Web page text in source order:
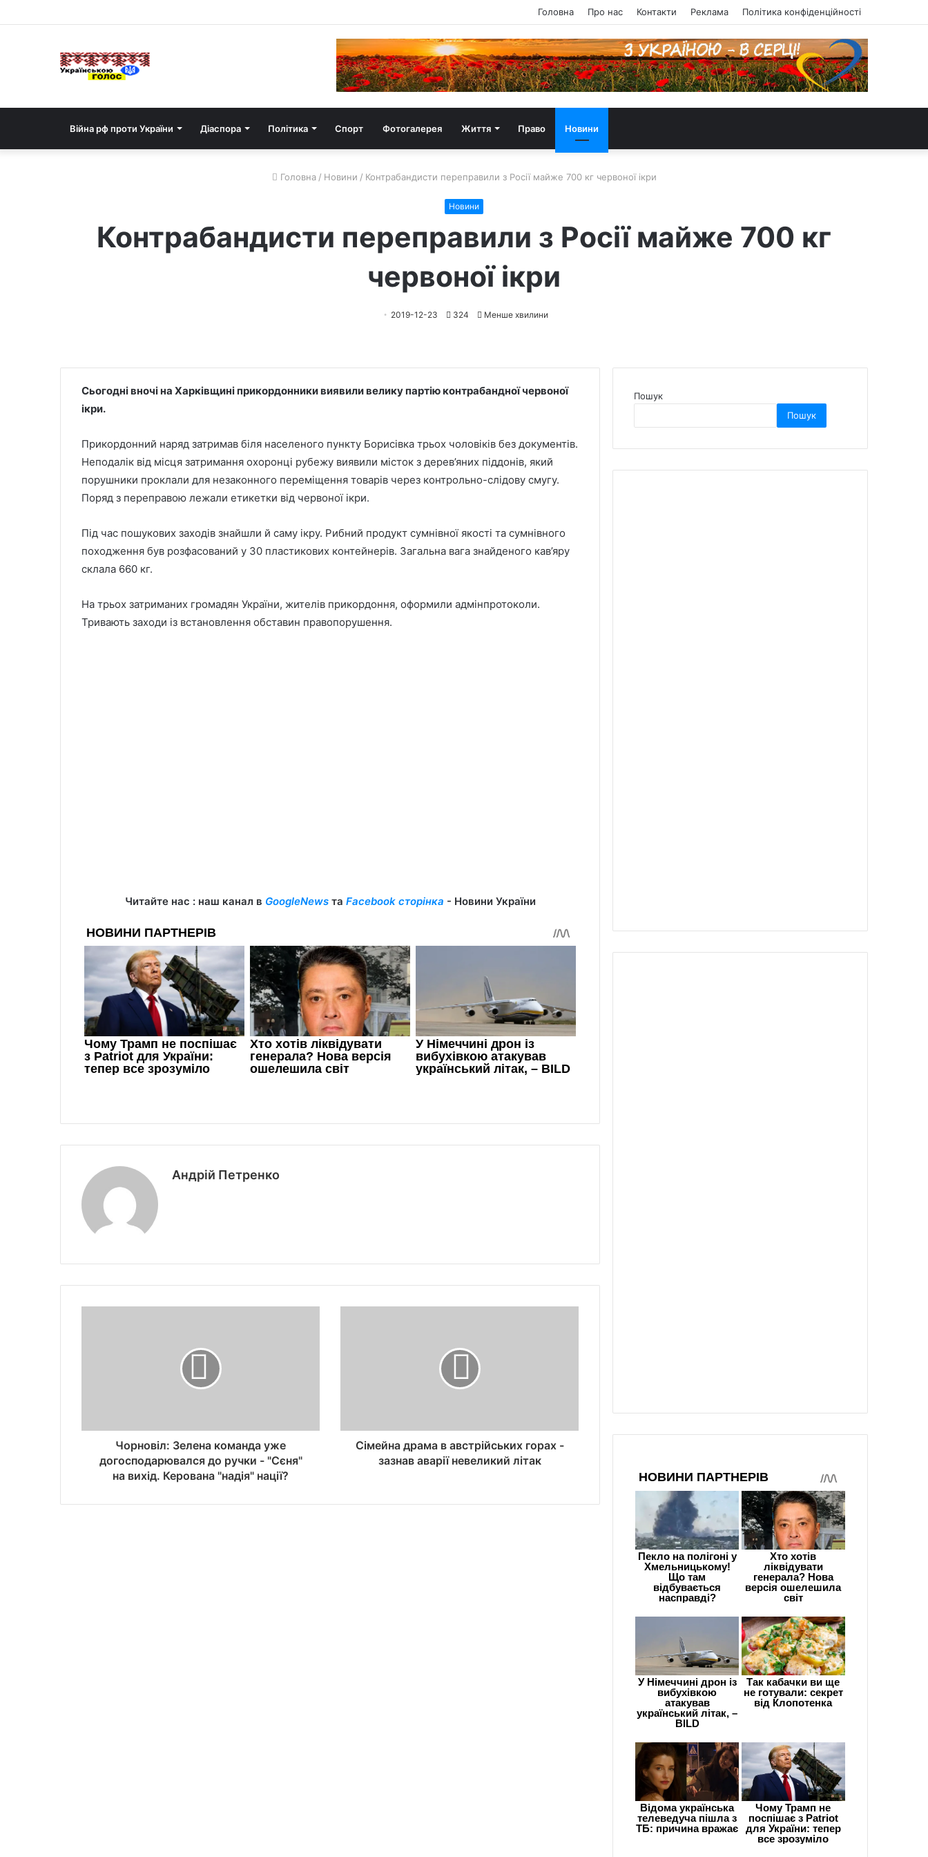
Головна Про нас Контакти Реклама Політика конфіденційності
Війна рф проти України Діаспора Політика Спорт Фотогалерея Життя Право Новини
Головна / Новини / Контрабандисти переправили з Росії майже 700 кг червоної ікри
Новини
Контрабандисти переправили з Росії майже 700 кг
червоної ікри
2019-12-23 324 Менше хвилини
Сьогодні вночі на Харківщині прикордонники виявили велику партію контрабандної червоної
ікри.
Прикордонний наряд затримав біля населеного пункту Борисівка трьох чоловіків без документів.
Неподалік від місця затримання охоронці рубежу виявили місток з дерев’яних піддонів, який
порушники проклали для незаконного переміщення товарів через контрольно-слідову смугу.
Поряд з переправою лежали етикетки від червоної ікри.
Під час пошукових заходів знайшли й саму ікру. Рибний продукт сумнівної якості та сумнівного
походження був розфасований у 30 пластикових контейнерів. Загальна вага знайденого кав’яру
склала 660 кг.
На трьох затриманих громадян України, жителів прикордоння, оформили адмінпротоколи.
Тривають заходи із встановлення обставин правопорушення.
Читайте нас : наш канал в GoogleNewsта Facebook сторінка - Новини України
Андрій Петренко
Чорновіл: Зелена команда уже
догосподарювался до ручки - "Сєня"
на вихід. Керована "надія" нації?
Сімейна драма в австрійських горах -
зазнав аварії невеликий літак
Пошук
Пошук